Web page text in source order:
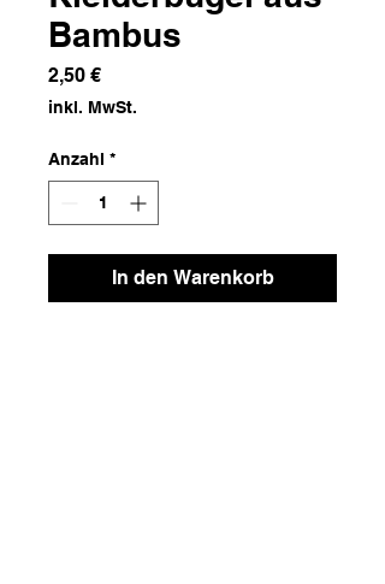
Bambus
2,50 €Preis
inkl. MwSt.
Anzahl *
In den Warenkorb